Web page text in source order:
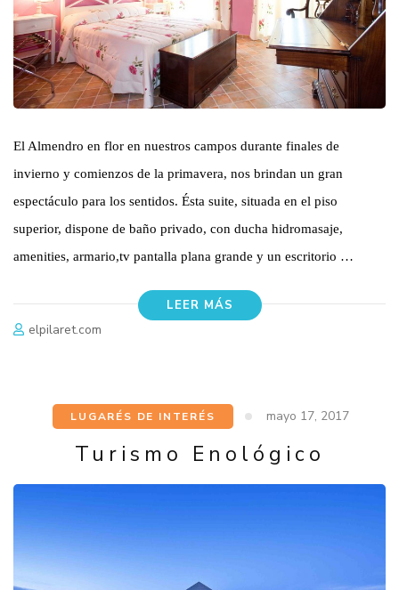
El Almendro en flor en nuestros campos durante finales de
invierno y comienzos de la primavera, nos brindan un gran
espectáculo para los sentidos. Ésta suite, situada en el piso
superior, dispone de baño privado, con ducha hidromasaje,
amenities, armario,tv pantalla plana grande y un escritorio …
LEER MÁS
elpilaret.com
LUGARÉS DE INTERÉS mayo 17, 2017
Turismo Enológico